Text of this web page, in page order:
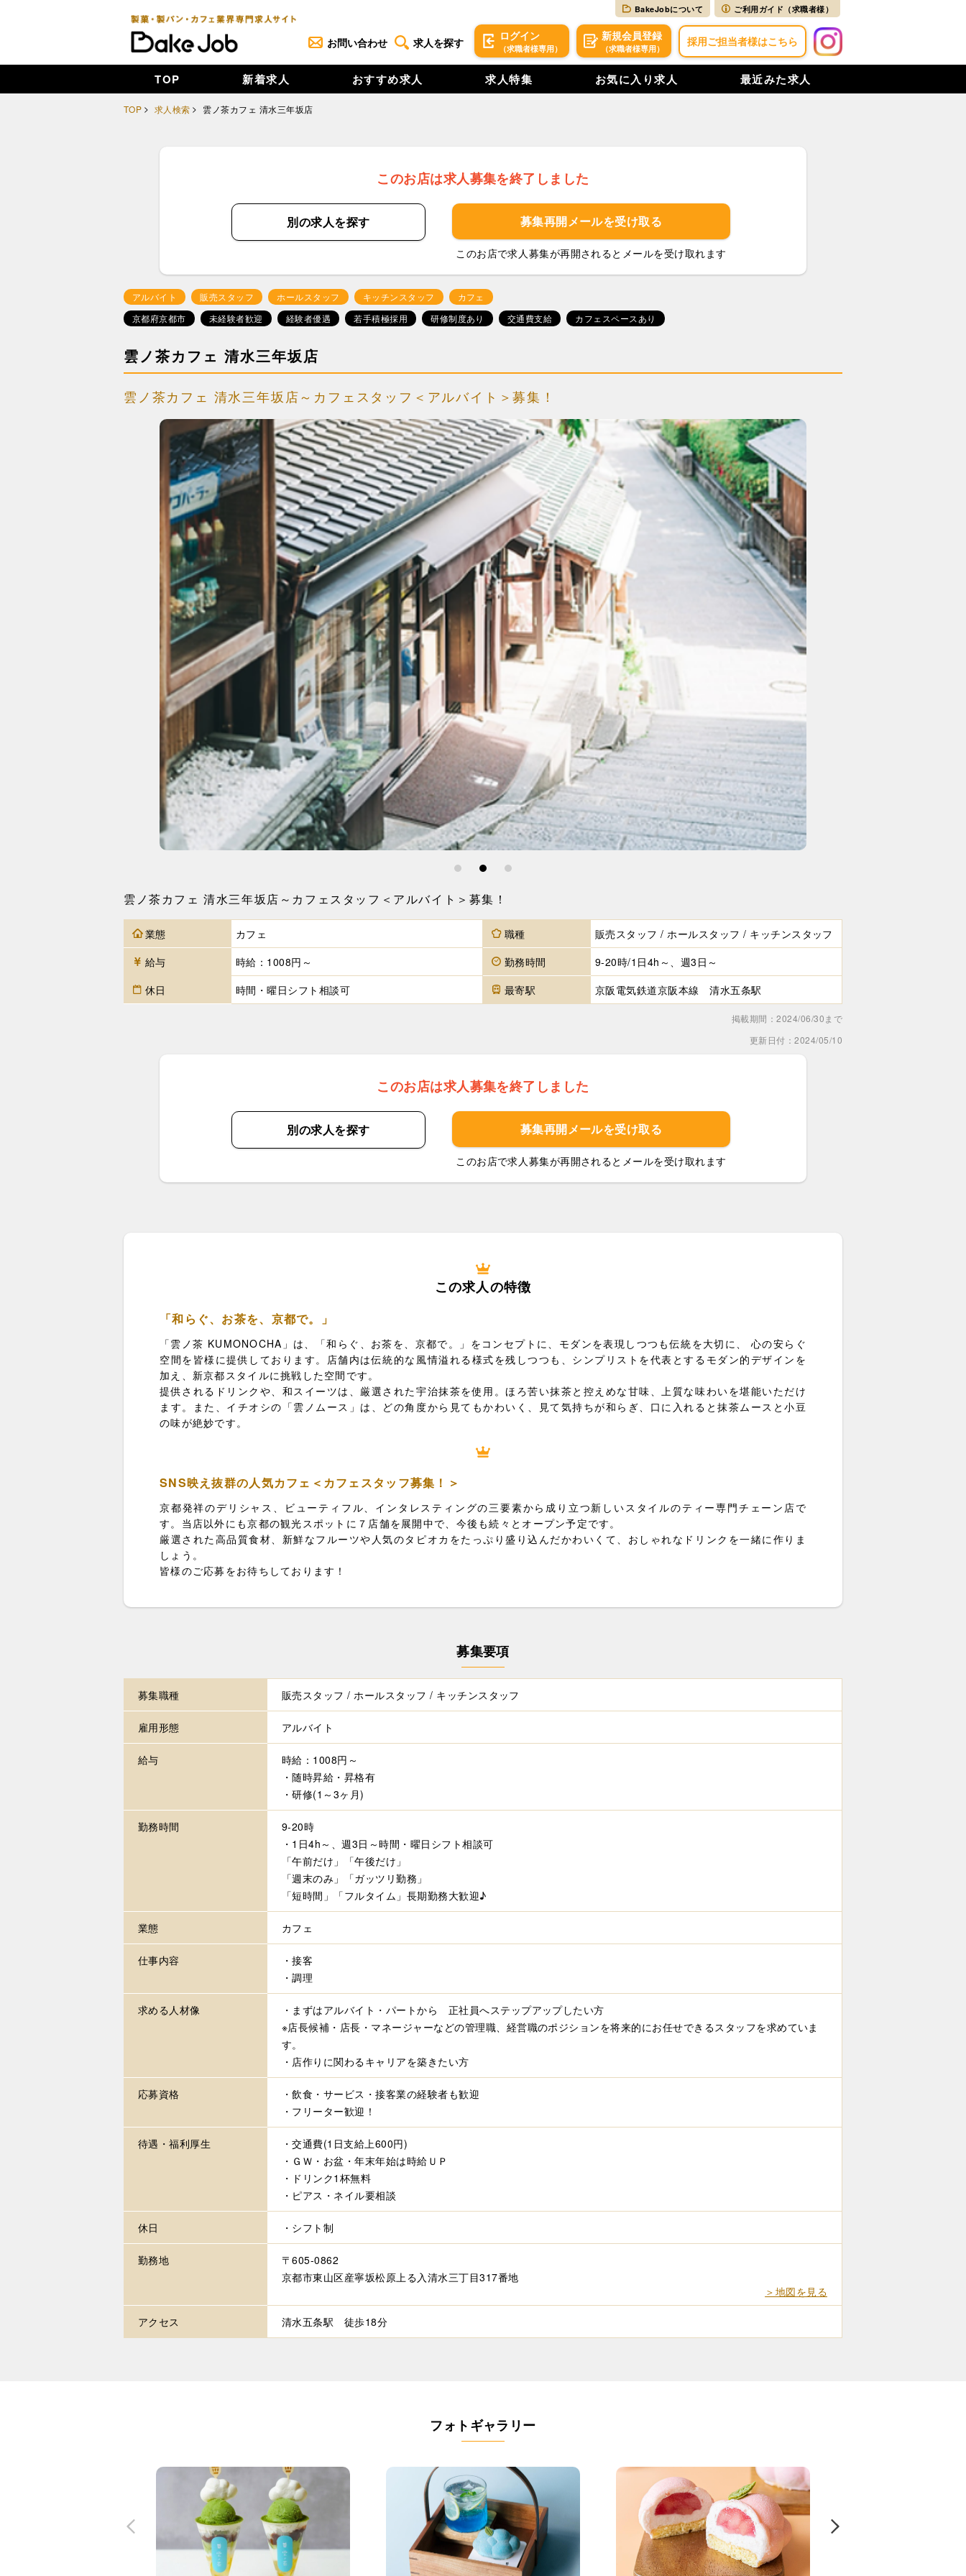
BakeJobについて ご利用ガイド（求職者様）
お問い合わせ 求人を探す ログイン
（求職者様専用）
新規会員登録
（求職者様専用）
採用ご担当者様はこちら
TOP 新着求人 おすすめ求人 求人特集 お気に入り求人 最近みた求人
TOP 求人検索 雲ノ茶カフェ 清水三年坂店
このお店は求人募集を終了しました
別の求人を探す 募集再開メールを受け取る
このお店で求人募集が再開されるとメールを受け取れます
アルバイト 販売スタッフ ホールスタッフ キッチンスタッフ
カフェ
京都府京都市
未経験者歓迎 経験者優遇 若手積極採用 研修制度あり 交通費支給 カフェスペースあり
雲ノ茶カフェ 清水三年坂店
雲ノ茶カフェ 清水三年坂店～カフェスタッフ＜アルバイト＞募集！
1 2
3
雲ノ茶カフェ 清水三年坂店～カフェスタッフ＜アルバイト＞募集！
業態 カフェ 職種
販売スタッフ / ホールスタッフ / キッチンスタッフ
給与
時給：1008円～ 勤務時間
9-20時/1日4h～、週3日～
休日
時間・曜日シフト相談可 最寄駅 京阪電気鉄道京阪本線 清水五条駅
掲載期間：2024/06/30まで
更新日付：2024/05/10
このお店は求人募集を終了しました
別の求人を探す 募集再開メールを受け取る
このお店で求人募集が再開されるとメールを受け取れます
この求人の特徴
「和らぐ、お茶を、京都で。」
「雲ノ茶 KUMONOCHA」は、「和らぐ、お茶を、京都で。」をコンセプトに、モダンを表現しつつも伝統を大切に、 心の安らぐ
空間を皆様に提供しております。店舗内は伝統的な風情溢れる様式を残しつつも、シンプリストを代表とするモダン的デザインを
加え、新京都スタイルに挑戦した空間です。
提供されるドリンクや、和スイーツは、厳選された宇治抹茶を使用。ほろ苦い抹茶と控えめな甘味、上質な味わいを堪能いただけ
ます。また、イチオシの「雲ノムース」は、どの角度から見てもかわいく、見て気持ちが和らぎ、口に入れると抹茶ムースと小豆
の味が絶妙です。
SNS映え抜群の人気カフェ＜カフェスタッフ募集！＞
京都発祥のデリシャス、ビューティフル、インタレスティングの三要素から成り立つ新しいスタイルのティー専門チェーン店で
す。当店以外にも京都の観光スポットに７店舗を展開中で、今後も続々とオープン予定です。
厳選された高品質食材、新鮮なフルーツや人気のタピオカをたっぷり盛り込んだかわいくて、おしゃれなドリンクを一緒に作りま
しょう。
皆様のご応募をお待ちしております！
募集要項
募集職種 販売スタッフ / ホールスタッフ / キッチンスタッフ
雇用形態 アルバイト
給与
時給：1008円～
・随時昇給・昇格有
・研修(1～3ヶ月)
勤務時間
9-20時
・1日4h～、週3日～時間・曜日シフト相談可
「午前だけ」「午後だけ」
「週末のみ」「ガッツリ勤務」
「短時間」「フルタイム」長期勤務大歓迎♪
業態 カフェ
仕事内容
・接客
・調理
求める 人材像
・まずはアルバイト・パートから 正社員へステップアップしたい方
※店長候補・店長・マネージャーなどの管理職、経営職のポジションを将来的にお任せできるスタッフを求めていま
す。
・店作りに関わるキャリアを築きたい方
応募資格
・飲食・サービス・接客業の経験者も歓迎
・フリーター歓迎！
待遇・福利厚生
・交通費(1日支給上600円)
・ＧＷ・お盆・年末年始は時給ＵＰ
・ドリンク1杯無料
・ピアス・ネイル要相談
休日 ・シフト制
勤務地
〒605-0862
京都市東山区産寧坂松原上る入清水三丁目317番地
＞地図を見る
アクセス 清水五条駅 徒歩18分
フォトギャラリー